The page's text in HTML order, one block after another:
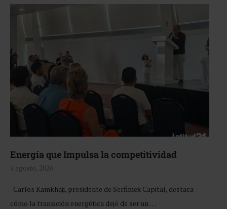
Energía que Impulsa la competitividad
4 agosto, 2026
Carlos Kamkhaji, presidente de Serfimex Capital, destaca
cómo la transición energética dejó de ser un …